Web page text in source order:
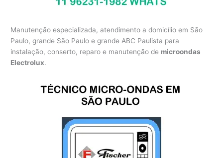
Manutenção especializada, atendimento a domicílio em São
Paulo, grande São Paulo e grande ABC Paulista para
instalação, conserto, reparo e manutenção de microondas
Electrolux.